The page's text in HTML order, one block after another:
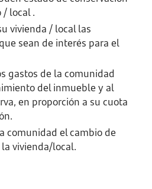
/ local .
vivienda / local las
sean de interés para el
gastos de la comunidad
del inmueble y al
en proporción a su cuota
comunidad el cambio de
vivienda/local.